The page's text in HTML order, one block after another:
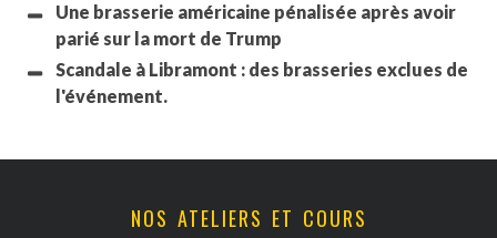
Une brasserie américaine pénalisée après avoir
parié sur la mort de Trump
Scandale à Libramont : des brasseries exclues de
l'événement.
NOS ATELIERS ET COURS